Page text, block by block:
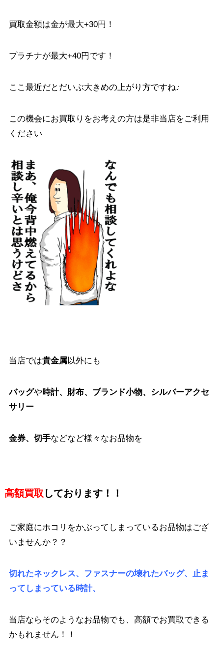
買取金額は金が最大+30円！
プラチナが最大+40円です！
ここ最近だとだいぶ大きめの上がり方ですね♪
この機会にお買取りをお考えの方は是非当店をご利用
ください
当店では貴金属以外にも
バッグや時計、財布、ブランド小物、シルバーアクセ
サリー
金券、切手などなど様々なお品物を
高額買取 しております！！
ご家庭にホコリをかぶってしまっているお品物はござ
いませんか？？
切れたネックレス、フ ァスナーの壊れたバッグ、止ま
ってしまっている時計、
当店ならそのようなお品物でも、高額でお買取できる
かもれません！！